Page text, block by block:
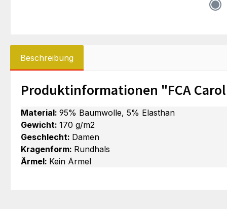
Beschreibung
Produktinformationen "FCA
Material: 95% Baumwolle, 5% Elasthan
Gewicht: 170 g/m2
Geschlecht: Damen
Kragenform: Rundhals
Ärmel: Kein Ärmel